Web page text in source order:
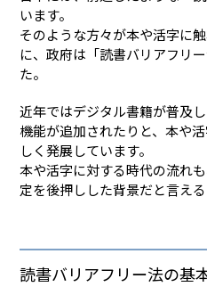
います。
そのような方々が本や活字に
に、政府は「読書バリアフリ
た。
近年ではデジタル書籍が普及
機能が追加されたりと、本や
しく発展しています。
本や活字に対する時代の流れ
定を後押しした背景だと言える
読書バリアフリー法の基